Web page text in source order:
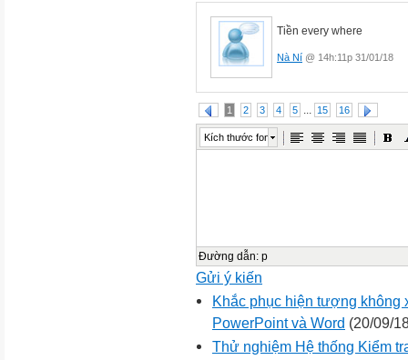
Tiền every where
Nà Ní @ 14h:11p 31/01/18
1 2 3 4 5 15 16
Kích thước font
Đường dẫn: p
Gửi ý kiến
Khắc phục hiện tượng không
PowerPoint và Word (20/09/
Thử nghiệm Hệ thống Kiểm